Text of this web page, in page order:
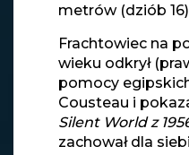
metrów (dziób
Frachtowiec na
wieku odkrył
pomocy
Cousteau i
Silent World z
zachował dla